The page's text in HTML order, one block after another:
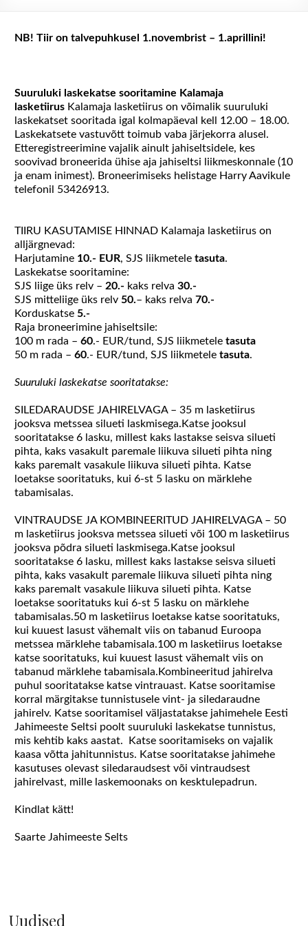
NB! Tiir on talvepuhkusel 1.novembrist – 1.aprillini!
Suuruluki laskekatse sooritamine Kalamaja
lasketiirus Kalamaja lasketiirus on võimalik suuruluki
laskekatset sooritada igal kolmapäeval kell 12.00 – 18.00.
Laskekatsete vastuvõtt toimub vaba järjekorra alusel.
Etteregistreerimine vajalik ainult jahiseltsidele, kes
soovivad broneerida ühise aja jahiseltsi liikmeskonnale (10
ja enam inimest). Broneerimiseks helistage Harry Aavikule
telefonil 53426913.
TIIRU KASUTAMISE HINNAD Kalamaja lasketiirus on
alljärgnevad:
Harjutamine 10.- EUR, SJS liikmeteletasuta.
Laskekatse sooritamine:
SJS liige üks relv – 20.- kaks relva30.-
SJS mitteliige üks relv 50.– kaks relva70.-
Korduskatse 5.-
Raja broneerimine jahiseltsile:
100 m rada –60.- EUR/tund, SJS liikmeteletasuta
50 m rada –60.- EUR/tund, SJS liikmeteletasuta.
Suuruluki laskekatse sooritatakse:
SILEDARAUDSE JAHIRELVAGA – 35 m lasketiirus
jooksva metssea silueti laskmisega.Katse jooksul
sooritatakse 6 lasku, millest kaks lastakse seisva silueti
pihta, kaks vasakult paremale liikuva silueti pihta ning
kaks paremalt vasakule liikuva silueti pihta. Katse
loetakse sooritatuks, kui 6-st 5 lasku on märklehe
tabamisalas.
VINTRAUDSE JA KOMBINEERITUD JAHIRELVAGA – 50
m lasketiirus jooksva metssea silueti või 100 m lasketiirus
jooksva põdra silueti laskmisega.Katse jooksul
sooritatakse 6 lasku, millest kaks lastakse seisva silueti
pihta, kaks vasakult paremale liikuva silueti pihta ning
kaks paremalt vasakule liikuva silueti pihta. Katse
loetakse sooritatuks kui 6-st 5 lasku on märklehe
tabamisalas.50 m lasketiirus loetakse katse sooritatuks,
kui kuuest lasust vähemalt viis on tabanud Euroopa
metssea märklehe tabamisala.100 m lasketiirus loetakse
katse sooritatuks, kui kuuest lasust vähemalt viis on
tabanud märklehe tabamisala.Kombineeritud jahirelva
puhul sooritatakse katse vintrauast. Katse sooritamise
korral märgitakse tunnistusele vint- ja siledaraudne
jahirelv. Katse sooritamisel väljastatakse jahimehele Eesti
Jahimeeste Seltsi poolt suuruluki laskekatse tunnistus,
mis kehtib kaks aastat. Katse sooritamiseks on vajalik
kaasa võtta jahitunnistus. Katse sooritatakse jahimehe
kasutuses olevast siledaraudsest või vintraudsest
jahirelvast, mille laskemoonaks on kesktulepadrun.
Kindlat kätt!
Saarte Jahimeeste Selts
Uudised